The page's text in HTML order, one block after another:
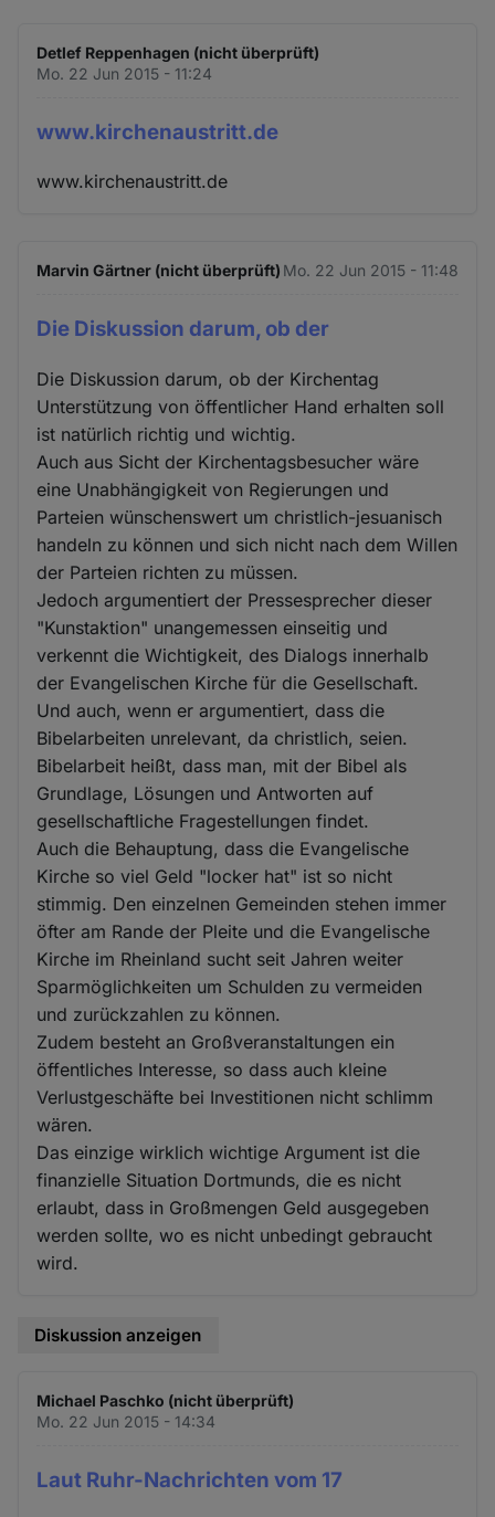
Detlef Reppenhagen (nicht überprüft)
Mo. 22 Jun 2015 - 11:24
www.kirchenaustritt.de
www.kirchenaustritt.de
Marvin Gärtner (nicht überprüft) Mo. 22 Jun 2015 - 11:48
Die Diskussion darum, ob der
Die Diskussion darum, ob der Kirchentag
Unterstützung von öffentlicher Hand erhalten soll
ist natürlich richtig und wichtig.
Auch aus Sicht der Kirchentagsbesucher wäre
eine Unabhängigkeit von Regierungen und
Parteien wünschenswert um christlich-jesuanisch
handeln zu können und sich nicht nach dem Willen
der Parteien richten zu müssen.
Jedoch argumentiert der Pressesprecher dieser
"Kunstaktion" unangemessen einseitig und
verkennt die Wichtigkeit, des Dialogs innerhalb
der Evangelischen Kirche für die Gesellschaft.
Und auch, wenn er argumentiert, dass die
Bibelarbeiten unrelevant, da christlich, seien.
Bibelarbeit heißt, dass man, mit der Bibel als
Grundlage, Lösungen und Antworten auf
gesellschaftliche Fragestellungen findet.
Auch die Behauptung, dass die Evangelische
Kirche so viel Geld "locker hat" ist so nicht
stimmig. Den einzelnen Gemeinden stehen immer
öfter am Rande der Pleite und die Evangelische
Kirche im Rheinland sucht seit Jahren weiter
Sparmöglichkeiten um Schulden zu vermeiden
und zurückzahlen zu können.
Zudem besteht an Großveranstaltungen ein
öffentliches Interesse, so dass auch kleine
Verlustgeschäfte bei Investitionen nicht schlimm
wären.
Das einzige wirklich wichtige Argument ist die
finanzielle Situation Dortmunds, die es nicht
erlaubt, dass in Großmengen Geld ausgegeben
werden sollte, wo es nicht unbedingt gebraucht
wird.
Diskussion anzeigen
Michael Paschko (nicht überprüft)
Mo. 22 Jun 2015 - 14:34
Laut Ruhr-Nachrichten vom 17